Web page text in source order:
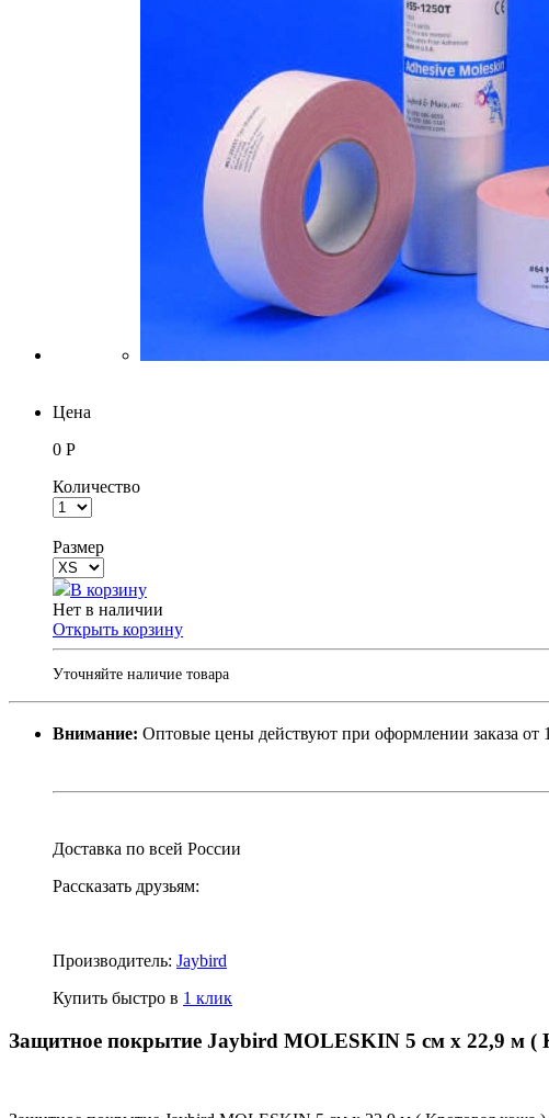
Цена
0 Р
Количество
Размер
В корзину
Нет в наличии
Открыть корзину
Уточняйте наличие товара
Внимание: Оптовые цены действуют при оформлении заказа от
Доставка по всей России
Рассказать друзьям:
Производитель: Jaybird
Купить быстро в 1 клик
Защитное покрытие Jaybird MOLESKIN 5 см х 22,9 м (